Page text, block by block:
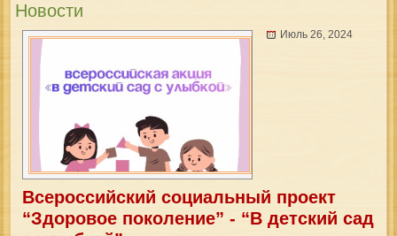
Новости
Июль 26, 2024
Всероссийский социальный проект
“Здоровое поколение” - “В детский сад